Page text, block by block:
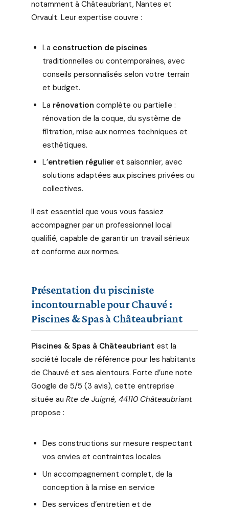
notamment à Châteaubriant, Nantes et
Orvault. Leur expertise couvre :
La construction de piscines
traditionnelles ou contemporaines, avec
conseils personnalisés selon votre terrain
et budget.
La rénovation complète ou partielle :
rénovation de la coque, du système de
filtration, mise aux normes techniques et
esthétiques.
L’entretien régulier et saisonnier, avec
solutions adaptées aux piscines privées ou
collectives.
Il est essentiel que vous vous fassiez
accompagner par un professionnel local
qualifié, capable de garantir un travail sérieux
et conforme aux normes.
Présentation du pisciniste
incontournable pour Chauvé :
Piscines & Spas à Châteaubriant
Piscines & Spas à Châteaubriant est la
société locale de référence pour les habitants
de Chauvé et ses alentours. Forte d’une note
Google de 5/5 (3 avis), cette entreprise
située au Rte de Juigné, 44110 Châteaubriant
propose :
Des constructions sur mesure respectant
vos envies et contraintes locales
Un accompagnement complet, de la
conception à la mise en service
Des services d’entretien et de